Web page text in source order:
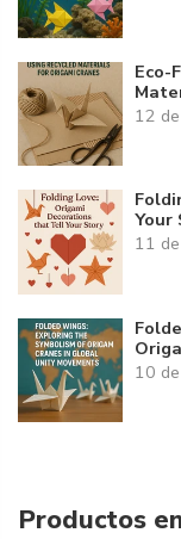
Eco-
12
Your
11
10
Productos